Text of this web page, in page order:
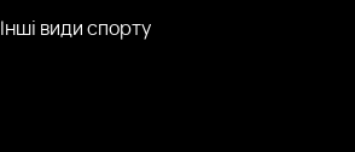
Інші види спорту